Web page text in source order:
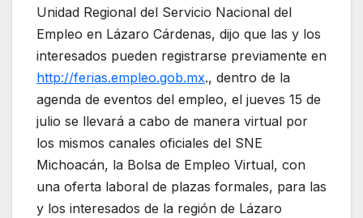
Unidad Regional del Servicio Nacional del
Empleo en Lázaro Cárdenas, dijo que las y los
interesados pueden registrarse previamente en
http://ferias.empleo.gob.mx., dentro de la
agenda de eventos del empleo, el jueves 15 de
julio se llevará a cabo de manera virtual por
los mismos canales oficiales del SNE
Michoacán, la Bolsa de Empleo Virtual, con
una oferta laboral de plazas formales, para las
y los interesados de la región de Lázaro